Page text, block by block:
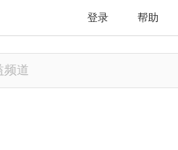
帮助
登录